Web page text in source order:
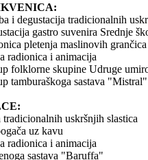
i degustacija tradicionalnih
gastro suvenira Srednje
pletenja maslinovih
radionica i animacija
folklorne skupine Udruge
tamburaškoga sastava "Mistral"
uskršnjih slastica
uz kavu
radionica i animacija
sastava "Baruffa"